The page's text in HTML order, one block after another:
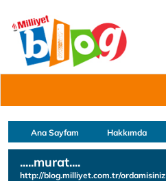
Ana Sayfam Hakkımda
.....murat....
http://blog.milliyet.com.tr/ordamisiniz